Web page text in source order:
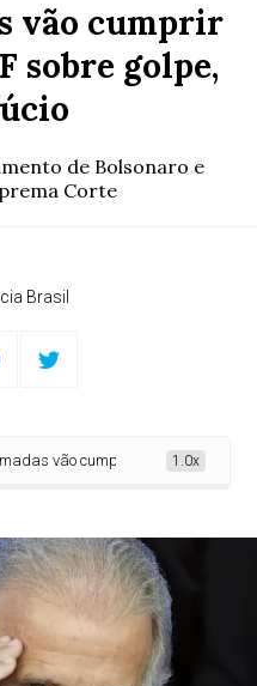
vão cumprir
sobre golpe,
de Bolsonaro e
Corte
Brasil
vão cumprir veredito do STF
1.0x